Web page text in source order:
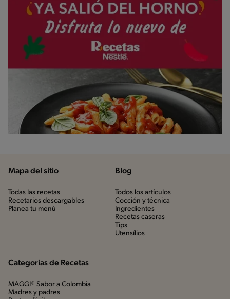
Mapa del sitio
Todas las recetas
Recetarios descargables
Planea tu menú
Blog
Todos los artículos
Cocción y técnica
Ingredientes
Recetas caseras
Tips
Utensílios
Categorias de Recetas
MAGGI® Sabor a Colombia
Madres y padres